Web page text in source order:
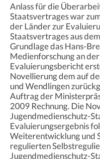
Anlass für die
Staatsvertrages war
der Länder zur
Staatsvertrages aus
Grundlage das Hans-
Medienforschung an
Evaluierungsbericht
Novellierung dem auf
und Wendlingen
Auftrag der
2009 Rechnung. Die
Jugendmedienschutz-
Evaluierungsergebnis
Weiterentwicklung und
regulierten
Jugendmedienschutz-